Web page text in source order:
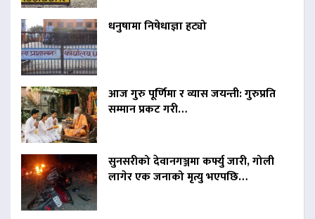
धनुषामा निषेधाज्ञा हट्यो
आज गुरु पूर्णिमा र व्यास जयन्ती: गुरुप्रति
सम्मान प्रकट गरी…
सुनसरीको देवानगञ्जमा कर्फ्यु जारी, गोली
लागेर एक जनाको मृत्यु भएपछि…